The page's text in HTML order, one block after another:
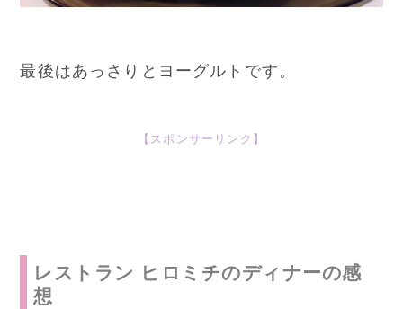
最後はあっさりとヨーグルトです。
【スポンサーリンク】
レストラン ヒロミチのディナーの感
想